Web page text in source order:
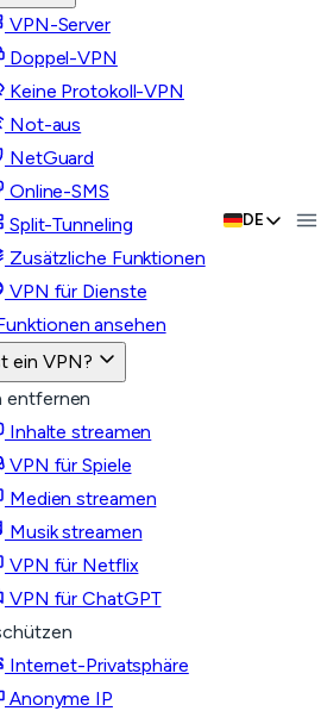
VPN-Server
Doppel-VPN
Keine Protokoll-VPN
Not-aus
NetGuard
Online-SMS
Split-Tunneling
Zusätzliche Funktionen
VPN für Dienste
ansehen
ein VPN?
entfernen
Inhalte streamen
VPN für Spiele
Medien streamen
Musik streamen
VPN für Netflix
VPN für ChatGPT
Internet-Privatsphäre
Anonyme IP
DE